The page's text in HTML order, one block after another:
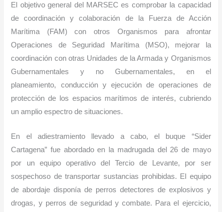
El objetivo general del MARSEC es comprobar la capacidad
de coordinación y colaboración de la Fuerza de Acción
Marítima (FAM) con otros Organismos para afrontar
Operaciones de Seguridad Marítima (MSO), mejorar la
coordinación con otras Unidades de la Armada y Organismos
Gubernamentales y no Gubernamentales, en el
planeamiento, conducción y ejecución de operaciones de
protección de los espacios marítimos de interés, cubriendo
un amplio espectro de situaciones.
En el adiestramiento llevado a cabo, el buque “Sider
Cartagena” fue abordado en la madrugada del 26 de mayo
por un equipo operativo del Tercio de Levante, por ser
sospechoso de transportar sustancias prohibidas. El equipo
de abordaje disponía de perros detectores de explosivos y
drogas, y perros de seguridad y combate. Para el ejercicio,